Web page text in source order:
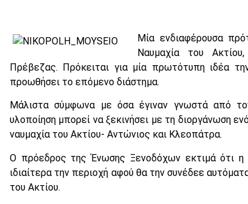
Μία ενδιαφέρουσα
Ναυμαχία του
Πρέβεζας. Πρόκειται για μία πρωτότυπη ιδέα
προωθήσει το επόμενο διάστημα.
Μάλιστα σύμφωνα με όσα έγιναν γνωστά από
υλοποίηση μπορεί να ξεκινήσει με τη διοργάνωση
ναυμαχία του Ακτίου- Αντώνιος και Κλεοπάτρα.
Ο πρόεδρος της Ένωσης Ξενοδόχων εκτιμά ότι
ιδιαίτερα την περιοχή αφού θα την συνέδεε
του Ακτίου.